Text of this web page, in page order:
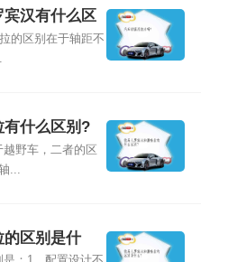
汉有什么区
的区别在于轴距不
有什么区别?
野车，二者的区
...
区别是什